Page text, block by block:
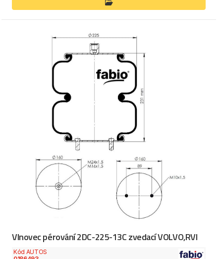
Vlnovec pérování 2DC-225-13C zvedací VOLVO,RVI
Kód AUTOS